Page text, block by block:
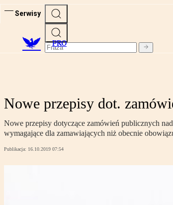
Serwisy
PRO
Nowe przepisy dot.
Nowe przepisy dotyczące zamówień publicznych
wymagające dla zamawiających niż obecnie
Publikacja: 16.10.2019 07:54